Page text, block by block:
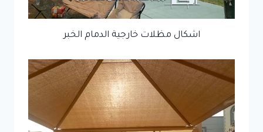
اشكال مظلات خارجية الدمام الخبر